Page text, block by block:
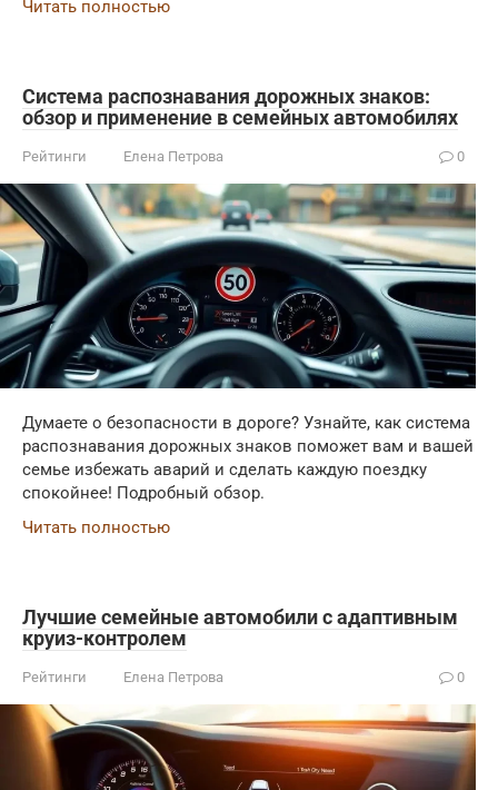
Читать полностью
Система распознавания дорожных знаков:
обзор и применение в семейных автомобилях
Рейтинги Елена Петрова 0
Думаете о безопасности в дороге? Узнайте, как система
распознавания дорожных знаков поможет вам и вашей
семье избежать аварий и сделать каждую поездку
спокойнее! Подробный обзор.
Читать полностью
Лучшие семейные автомобили с адаптивным
круиз-контролем
Рейтинги Елена Петрова 0